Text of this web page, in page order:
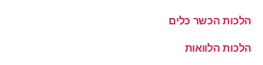
הלכות הכשר כלים
הלכות הלוואות